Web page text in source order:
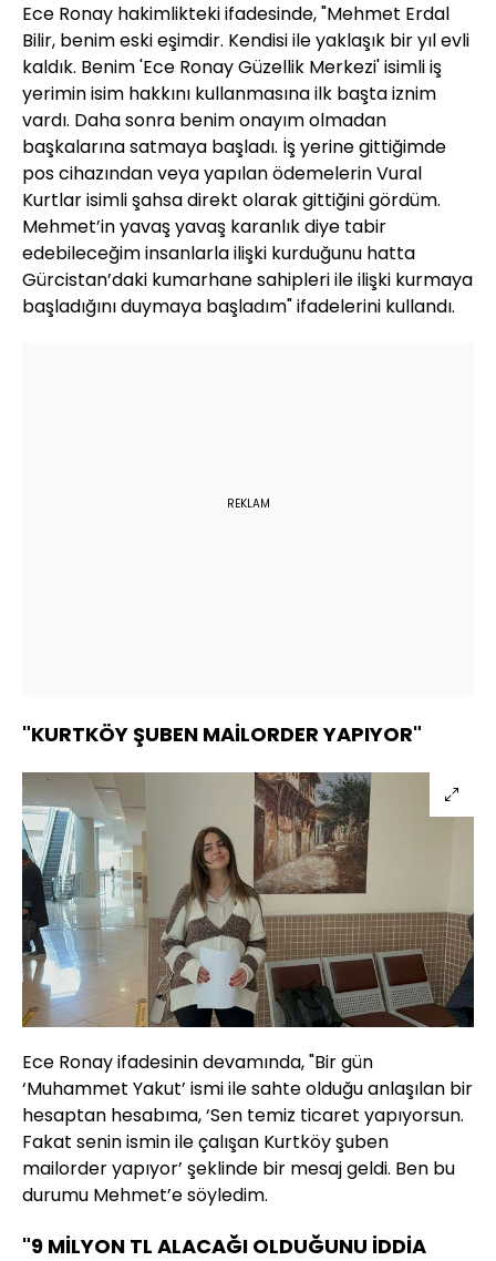
Ece Ronay hakimlikteki ifadesinde, "Mehmet Erdal
Bilir, benim eski eşimdir. Kendisi ile yaklaşık bir yıl evli
kaldık. Benim 'Ece Ronay Güzellik Merkezi' isimli iş
yerimin isim hakkını kullanmasına ilk başta iznim
vardı. Daha sonra benim onayım olmadan
başkalarına satmaya başladı. İş yerine gittiğimde
pos cihazından veya yapılan ödemelerin Vural
Kurtlar isimli şahsa direkt olarak gittiğini gördüm.
Mehmet’in yavaş yavaş karanlık diye tabir
edebileceğim insanlarla ilişki kurduğunu hatta
Gürcistan’daki kumarhane sahipleri ile ilişki kurmaya
başladığını duymaya başladım" ifadelerini kullandı.
REKLAM
"KURTKÖY ŞUBEN MAİLORDER YAPIYOR"
Ece Ronay ifadesinin devamında, "Bir gün
‘Muhammet Yakut’ ismi ile sahte olduğu anlaşılan bir
hesaptan hesabıma, ‘Sen temiz ticaret yapıyorsun.
Fakat senin ismin ile çalışan Kurtköy şuben
mailorder yapıyor’ şeklinde bir mesaj geldi. Ben bu
durumu Mehmet’e söyledim.
"9 MİLYON TL ALACAĞI OLDUĞUNU İDDİA